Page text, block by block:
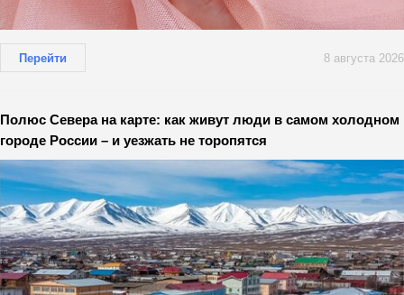
Перейти 8 августа 2026
Полюс Севера на карте: как живут люди в самом холодном
городе России – и уезжать не торопятся